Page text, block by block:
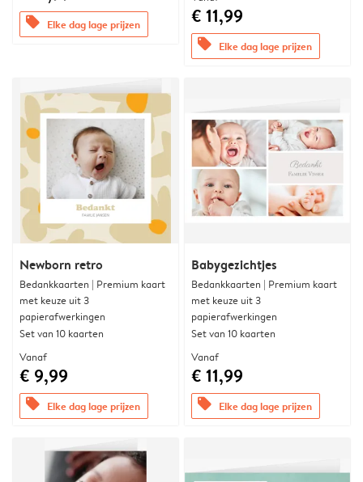
offers Elke dag lage prijzen € 11,99
offers Elke dag lage prijzen
Newborn retro
Bedankkaarten | Premium kaart
met keuze uit 3
papierafwerkingen
Set van 10 kaarten
Vanaf
€ 9,99
offers Elke dag lage prijzen
Babygezichtjes
Bedankkaarten | Premium kaart
met keuze uit 3
papierafwerkingen
Set van 10 kaarten
Vanaf
€ 11,99
offers Elke dag lage prijzen